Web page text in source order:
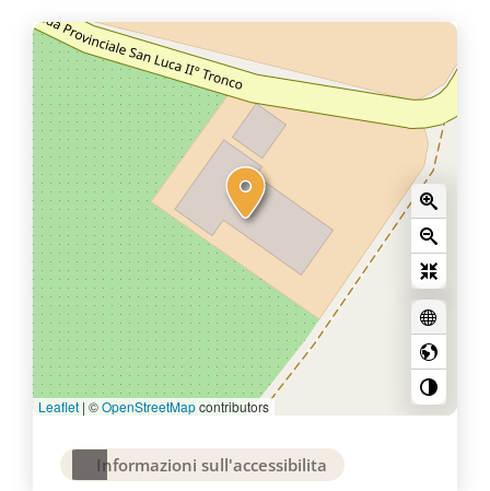
Leaflet | ©OpenStreetMapcontributors
Informazioni sull'accessibilita